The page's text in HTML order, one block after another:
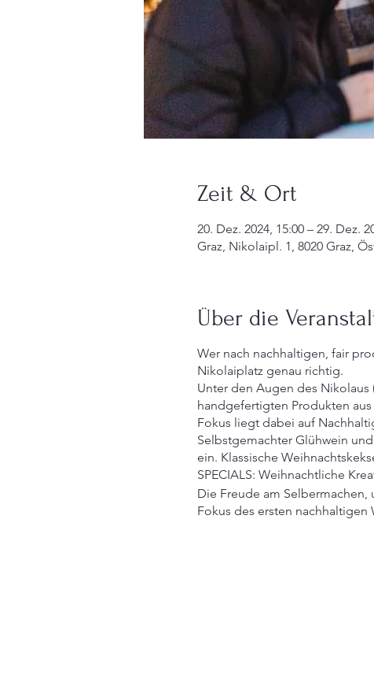
Zeit & Ort
20. Dez. 2024, 15:00 – 29. Dez.
Graz, Nikolaipl. 1, 8020 Graz,
Über die
Wer nach nachhaltigen, fair
Nikolaiplatz genau richtig.
Unter den Augen des
handgefertigten Produkten
Fokus liegt dabei auf
Selbstgemachter Glühwein
ein. Klassische
SPECIALS: Weihnachtliche
Die Freude am
Fokus des ersten nachhaltigen